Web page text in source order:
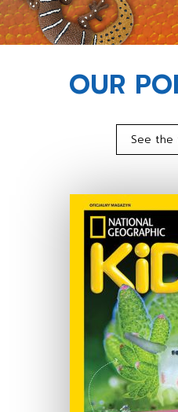
OUR
See the